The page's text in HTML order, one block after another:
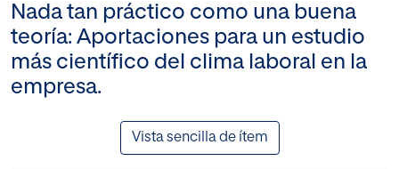
Nada tan práctico como una buena
teoría: Aportaciones para un estudio
más científico del clima laboral en la
empresa.
Vista sencilla de ítem